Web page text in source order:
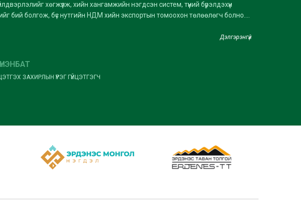
хөгжүүлж, хийн хангамжийн нэгдсэн систем, түүний бүрэлдэхүүн
бий болгож, бүс нутгийн НДМ хийн экспортын томоохон төлөөлөгч болно....
Дэлгэрэнгүй
ЗАХИРЛЫН ҮҮРЭГ ГҮЙЦЭТГЭГЧ